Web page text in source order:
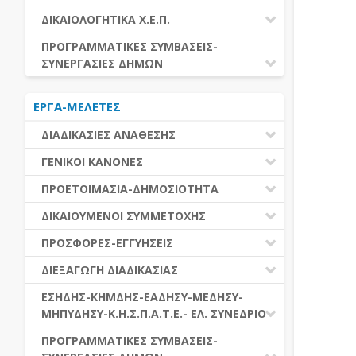
ΕΚΤΕΛΕΣΗ ΥΠΗΡΕΣΙΩΝ
ΕΚΤΕΛΕΣΗ ΠΡΟΜΗΘΕΙΩΝ
ΕΑΑΔΗΣΥ
ΕΑΔΗΣΥ
ΕΛ.ΣΥΝΕΔΡΙΟ
ΕΣΗΔΗΣ
ΔΙΚΑΙΟΛΟΓΗΤΙΚΑ Χ.Ε.Π.
ΔΙΚΑΙΟΛΟΓΗΤΙΚΑ Χ.Ε.Π.
ΠΡΟΓΡΑΜΜΑΤΙΚΕΣ ΣΥΜΒΑΣΕΙΣ-
ΣΥΝΕΡΓΑΣΙΕΣ ΔΗΜΩΝ
ΔΙΕΘΝΕΣ ΚΑΙ ΕΥΡΩΠΑΙΚΟ ΕΠΙΠΕΔΟ
ΠΡΟΓΡΑΜΜΑΤΙΚΕΣ ΣΥΜΒΑΣΕΙΣ
ΕΡΓΑ-ΜΕΛΕΤΕΣ
ΔΙΑΔΙΚΑΣΙΕΣ ΑΝΑΘΕΣΗΣ
ΔΙΑΔΙΚΑΣΙΕΣ ΑΝΑΘΕΣΗΣ
ΣΥΓΚΕΝΤΡΩΤΙΚΕΣ ΔΙΑΔΙΚΑΣΙΕΣ
ΑΝΑΘΕΣΗΣ
ΠΙΝΑΚΕΣ ΔΗΜΟΣΝΕΤ
ΓΕΝΙΚΟΙ ΚΑΝΟΝΕΣ
ΠΕΔΙΟ ΕΦΑΡΜΟΓΗΣ-ΕΝΑΡΞΗ ΙΣΧΥΟΣ
ΗΛΕΚΤΡΟΝΙΚΑ ΜΕΣΑ
ΓΕΝΙΚΕΣ ΑΡΧΕΣ ΚΑΙ ΚΑΝΟΝΕΣ
ΑΞΙΑ ΣΥΜΒΑΣΗΣ
ΕΙΔΗ ΣΥΜΒΑΣΕΩΝ
ΔΙΑΦΟΡΑ
ΠΡΟΕΤΟΙΜΑΣΙΑ-ΔΗΜΟΣΙΟΤΗΤΑ
ΓΝΩΜΟΔΟΤΙΚΑ ΟΡΓΑΝΑ-ΕΠΙΤΡΟΠΕΣ
ΠΡΟΕΤΟΙΜΑΣΙΑ
ΕΓΓΡΑΦΑ ΤΗΣ ΣΥΜΒΑΣΗΣ
ΔΗΜΟΣΙΕΥΣΕΙΣ
ΕΝΑΡΞΗ-ΠΡΟΘΕΣΜΙΕΣ
ΔΙΚΑΙΟΥΜΕΝΟΙ ΣΥΜΜΕΤΟΧΗΣ
ΔΙΚΑΙΟΥΜΕΝΟΙ ΣΥΜΜΕΤΟΧΗΣ
ΚΡΙΤΗΡΙΑ ΕΠΙΛΟΓΗΣ
ΛΟΓΟΙ ΑΠΟΚΛΕΙΣΜΟΥ
ΔΙΚΑΙΟΛΟΓΗΤΙΚΑ ΛΟΓΩΝ
ΑΠΟΚΛΕΙΣΜΟΥ & ΚΡΙΤΗΡΙΩΝ
ΕΠΙΛΟΓΗΣ
ΕΕΕΣ
ΠΡΟΣΦΟΡΕΣ-ΕΓΓΥΗΣΕΙΣ
ΕΓΓΥΗΣΕΙΣ
ΠΡΟΣΦΟΡΕΣ
ΔΙΕΞΑΓΩΓΗ ΔΙΑΔΙΚΑΣΙΑΣ
ΑΞΙΟΛΟΓΗΣΗ ΚΑΙ ΑΝΑΘΕΣΗ
ΑΠΟΤΕΛΕΣΜΑ ΔΙΑΔΙΚΑΣΙΑΣ
ΠΡΟΣΦΥΓΕΣ-ΕΝΣΤΑΣΕΙΣ
ΕΣΗΔΗΣ-ΚΗΜΔΗΣ-ΕΑΔΗΣΥ-ΜΕΔΗΣΥ-
ΜΗΠΥΔΗΣΥ-Κ.Η.Σ.Π.Α.Τ.Ε.- ΕΛ. ΣΥΝΕΔΡΙΟ
ΕΑΑΔΗΣΥ
ΠΡΟΓΡΑΜΜΑΤΙΚΕΣ ΣΥΜΒΑΣΕΙΣ-